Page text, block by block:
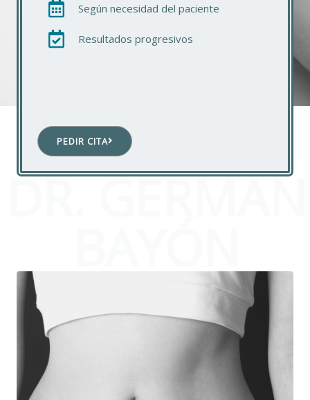
Según necesidad del paciente
Resultados progresivos
PEDIR CITA
DR. GERMAN